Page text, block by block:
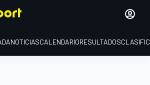
NOTICIASCALENDARIORESULTADOS